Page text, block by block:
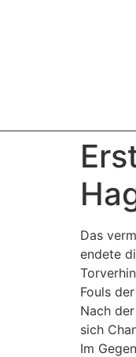
Das
endete
Fouls
Nach
sich
Im